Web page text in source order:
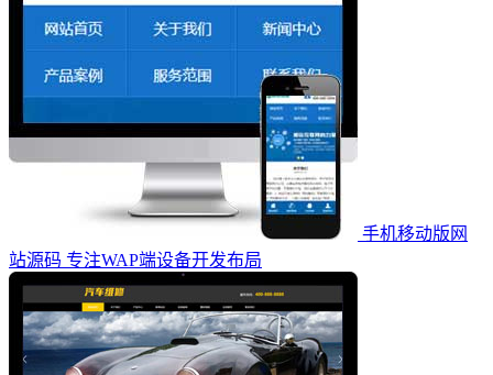
手机移动版网
站源码 专注WAP端设备开发布局